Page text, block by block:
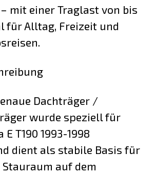
mit einer Traglast von bis
für Alltag, Freizeit und
Dachträger /
wurde speziell für
T190 1993-1998
dient als stabile Basis für
auf dem